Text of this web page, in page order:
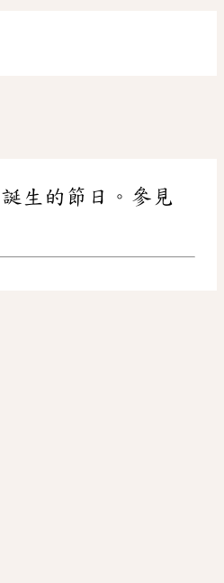
生的節日。參見